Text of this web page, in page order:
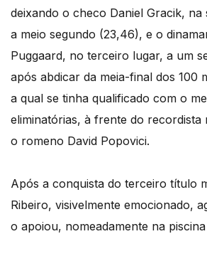
deixando o checo Daniel Gracik, na
a meio segundo (23,46), e o
Puggaard, no terceiro lugar, a um
após abdicar da meia-final dos 100
a qual se tinha qualificado com o
eliminatórias, à frente do recordista
o romeno David Popovici.
Após a conquista do terceiro título
Ribeiro, visivelmente emocionado,
o apoiou, nomeadamente na